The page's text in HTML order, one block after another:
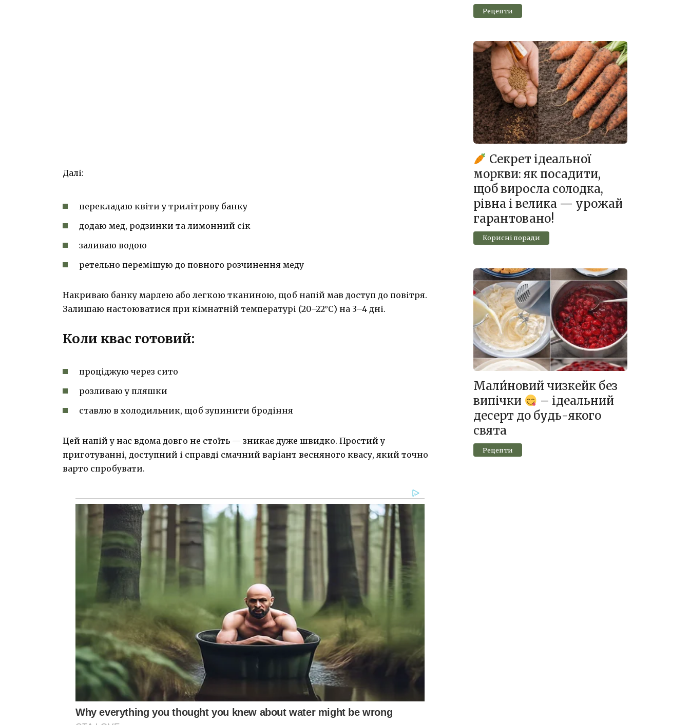
Далі:
перекладаю квіти у трилітрову банку
додаю мед, родзинки та лимонний сік
заливаю водою
ретельно перемішую до повного розчинення меду
Накриваю банку марлею або легкою тканиною, щоб напій мав доступ до повітря.
Залишаю настоюватися при кімнатній температурі (20–22°C) на 3–4 дні.
Коли квас готовий:
проціджую через сито
розливаю у пляшки
ставлю в холодильник, щоб зупинити бродіння
Цей напій у нас вдома довго не стоїть — зникає дуже швидко. Простий у
приготуванні, доступний і справді смачний варіант весняного квасу, який точно
варто спробувати.
Рецепти
Секрет ідеальної
моркви: як посадити,
щоб виросла солодка,
рівна і велика — урожай
гарантовано!
Корисні поради
Мали́новий чизкейк без
випічки
– ідеальний
десерт до будь-якого
свята
Рецепти